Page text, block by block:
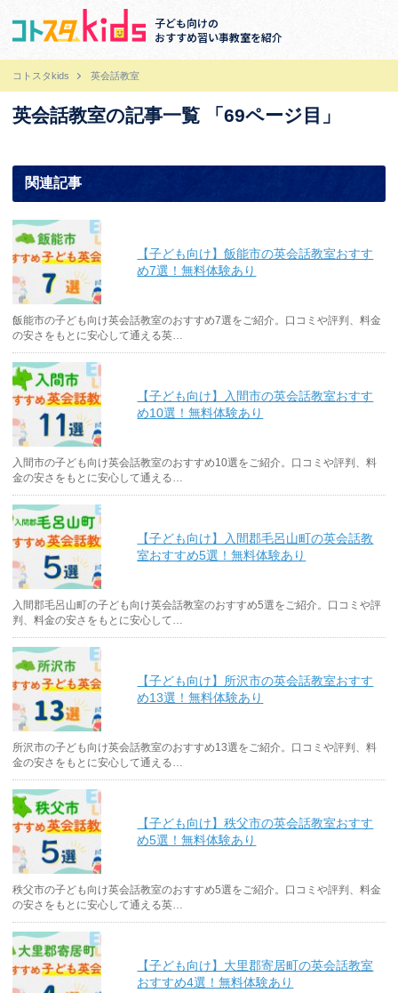
子ども向けの
おすすめ習い事教室を紹介
コトスタkids 英会話教室
英会話教室の記事一覧 「69ページ目」
関連記事
【子ども向け】飯能市の英会話教室おすす
め7選！無料体験あり
飯能市の子ども向け英会話教室のおすすめ7選をご紹介。口コミや評判、料金
の安さをもとに安心して通える英…
【子ども向け】入間市の英会話教室おすす
め10選！無料体験あり
入間市の子ども向け英会話教室のおすすめ10選をご紹介。口コミや評判、料
金の安さをもとに安心して通える…
【子ども向け】入間郡毛呂山町の英会話教
室おすすめ5選！無料体験あり
入間郡毛呂山町の子ども向け英会話教室のおすすめ5選をご紹介。口コミや評
判、料金の安さをもとに安心して…
【子ども向け】所沢市の英会話教室おすす
め13選！無料体験あり
所沢市の子ども向け英会話教室のおすすめ13選をご紹介。口コミや評判、料
金の安さをもとに安心して通える…
【子ども向け】秩父市の英会話教室おすす
め5選！無料体験あり
秩父市の子ども向け英会話教室のおすすめ5選をご紹介。口コミや評判、料金
の安さをもとに安心して通える英…
【子ども向け】大里郡寄居町の英会話教室
おすすめ4選！無料体験あり